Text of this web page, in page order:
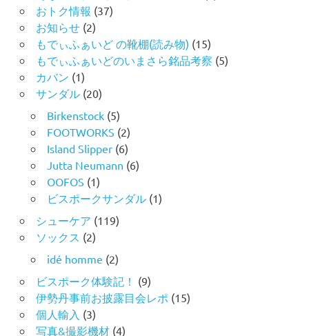
おトク情報 (37)
お知らせ(2)
もでぃふぁいど の靴棚(読み物) (15)
もでぃふぁいどのいまさら銘品考察 (5)
カバン (1)
サンダル(20)
Birkenstock(5)
FOOTWORKS (2)
Island Slipper(6)
Jutta Neumann (6)
OOFOS (1)
ビスポークサンダル(1)
シューケア (119)
ソックス (2)
idé homme (2)
ビスポーク体験記！ (9)
伊勢丹事前お披露目会レポ (15)
個人輸入 (3)
写真&撮影機材(4)